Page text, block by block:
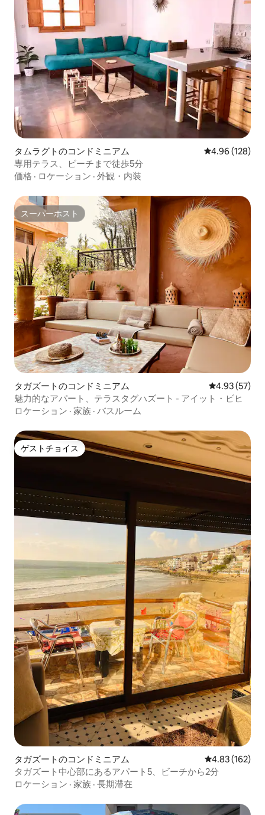
タムラグトのコンドミニアム レビュー128
4.96 (128)
専用テラス、ビーチまで徒歩5分
価格 · ロケーション · 外観・内装
スーパーホスト
スーパーホスト
タガズートのコンドミニアム レビュー57
4.93 (57)
魅力的なアパート、テラスタグハズート - アイット・ビヒ
ロケーション · 家族 · バスルーム
ゲストチョイス
ゲストチョイス
タガズートのコンドミニアム レビュー162
4.83 (162)
タガズート中心部にあるアパート5、ビーチから2分
ロケーション · 家族 · 長期滞在